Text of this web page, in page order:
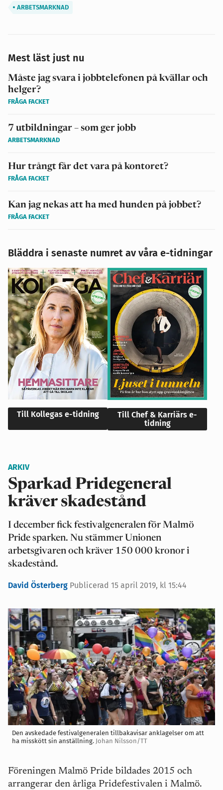
ARBETSMARKNAD
Mest läst just nu
Måste jag svara i jobbtelefonen på kvällar och
helger?
FRÅGA FACKET
7 utbildningar – som ger jobb
ARBETSMARKNAD
Hur trångt får det vara på kontoret?
FRÅGA FACKET
Kan jag nekas att ha med hunden på jobbet?
FRÅGA FACKET
Bläddra i senaste numret av våra e-tidningar
Till Kollegas e-tidning
Till Chef & Karriärs e-
tidning
ARKIV
Sparkad Pridegeneral
kräver skadestånd
I december fick festivalgeneralen för Malmö
Pride sparken. Nu stämmer Unionen
arbetsgivaren och kräver 150 000 kronor i
skadestånd.
David Österberg Publicerad 15 april 2019, kl 15:44
Den avskedade festivalgeneralen tillbakavisar anklagelser om att
ha misskött sin anställning. Johan Nilsson/TT
Föreningen Malmö Pride bildades 2015 och
arrangerar den årliga Pridefestivalen i Malmö.